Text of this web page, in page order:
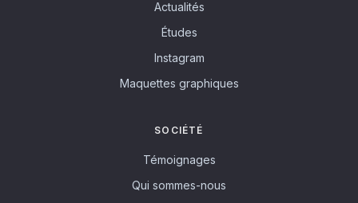
Actualités
Études
Instagram
Maquettes graphiques
SOCIÉTÉ
Témoignages
Qui sommes-nous